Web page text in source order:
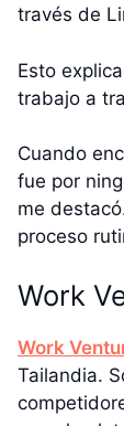
través de
Esto
trabajo a
Cuando
fue por
me
proceso
Work
Work
Tailandia.